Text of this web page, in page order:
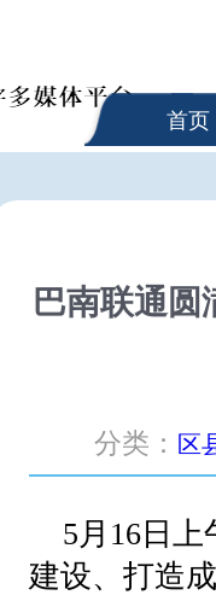
首页
巴南联通
分类： 区
5月16日
建设、打造